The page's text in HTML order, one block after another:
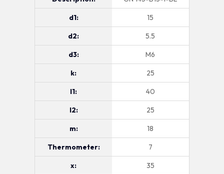
d1: 15
d2: 5.5
d3: M6
k: 25
l1: 40
l2: 25
m: 18
Thermometer: 7
x: 35